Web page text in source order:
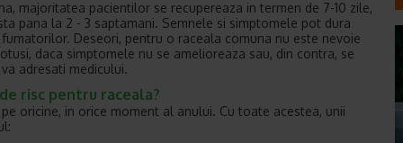
majoritatea pacientilor se recupereaza in termen de 7-10 zile,
pana la 2 - 3 saptamani. Semnele si simptomele pot dura
Deseori, pentru o raceala comuna nu este nevoie
daca simptomele nu se amelioreaza sau, din contra, se
adresati medicului.
risc pentru raceala?
oricine, in orice moment al anului. Cu toate acestea, unii